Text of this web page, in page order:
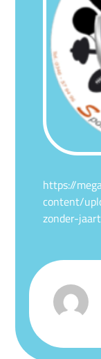
https://
content/
zonder-